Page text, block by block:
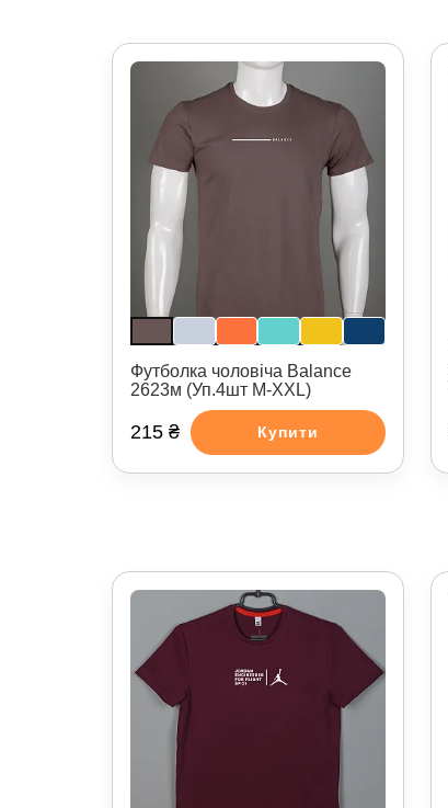
Футболка чоловіча Balance
2623м (Уп.4шт M-XXL)
215 ₴ Купити